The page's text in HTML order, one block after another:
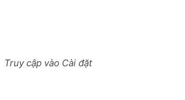
Truy cập vào Cài đặt